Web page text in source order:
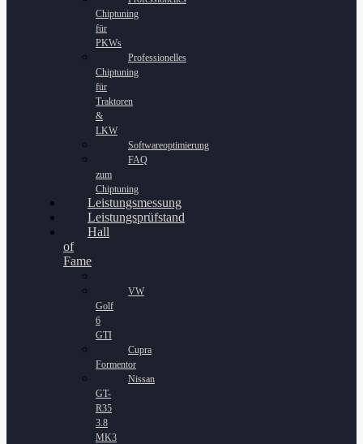
Chiptuning
für
PKWs
Professionelles
Chiptuning
für
Traktoren
&
LKW
Softwareoptimierung
FAQ
zum
Chiptuning
Leistungsmessung
Leistungsprüfstand
Hall
of
Fame
VW
Golf
6
GTI
Cupra
Formentor
Nissan
GT-
R35
3.8
MK3